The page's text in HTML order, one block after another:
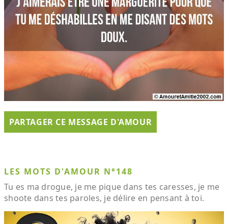
PARTAGER CE MESSAGE D'AMOUR
LES MOTS D'AMOUR N°148
Tu es ma drogue, je me pique dans tes caresses, je me
shoote dans tes paroles, je délire en pensant à toi.